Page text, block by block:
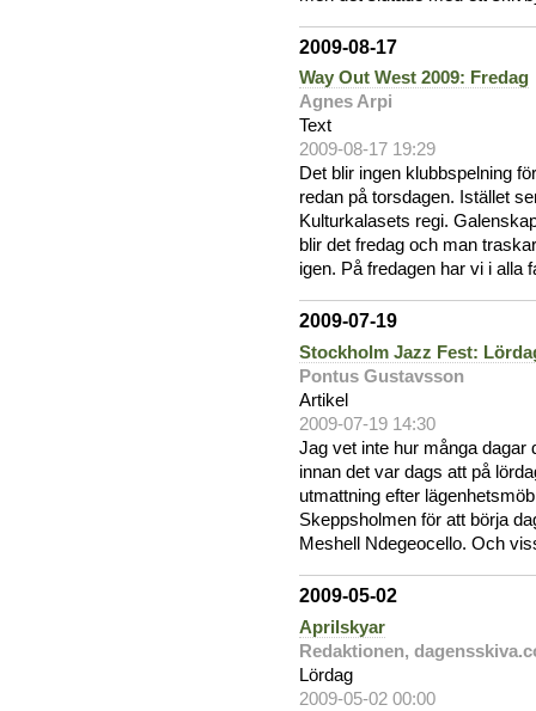
2009-08-17
Way Out West 2009: Fredag
Agnes Arpi
Text
2009-08-17 19:29
Det blir ingen klubbspelning
redan på torsdagen. Istället
Kulturkalasets regi.
blir det fredag och man
igen. På fredagen har vi i alla
2009-07-19
Stockholm Jazz Fest:
Pontus Gustavsson
Artikel
2009-07-19 14:30
Jag vet inte hur många dagar
innan det var dags att på
utmattning efter
Skeppsholmen för att börja
Meshell Ndegeocello. Och
2009-05-02
Aprilskyar
Redaktionen,
Lördag
2009-05-02 00:00